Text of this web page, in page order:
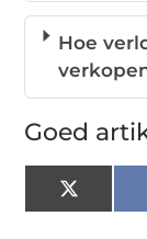
Hoe
Goed
X